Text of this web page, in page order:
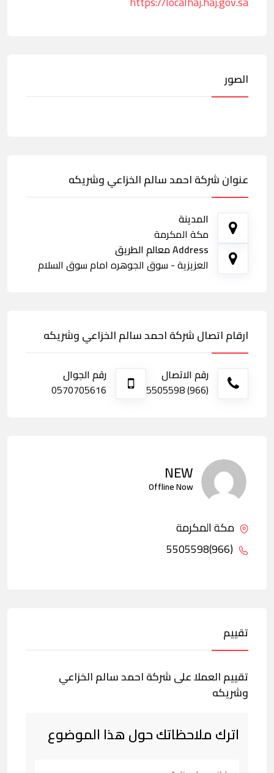
الصور
عنوان شركة احمد سالم الخزاعي وشريكه
المدينة
مكة المكرمة
Address معالم الطريق
العزيزية - سوق الجوهره امام سوق السلام
ارقام اتصال شركة احمد سالم الخزاعي وشريكه
رقم الاتصال
(966) 5505598
رقم الجوال
0570705616
NEW
Offline Now
مكة المكرمة
(966)5505598
تقييم
تقييم العملا على شركة احمد سالم الخزاعي
وشريكه
اترك ملاحظاتك حول هذا الموضوع